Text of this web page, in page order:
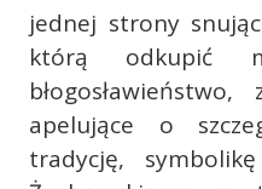
jednej strony
którą odkupić
apelujące o
tradycję,